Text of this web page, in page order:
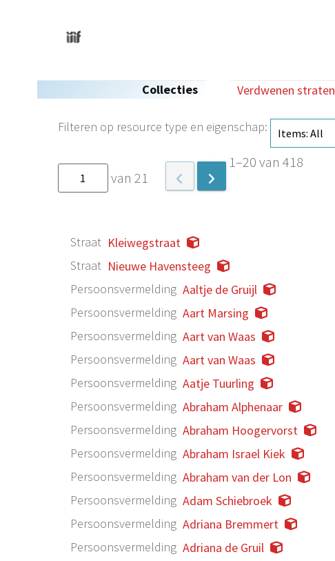
Collecties Verdwenen straten
Filteren op resource type en eigenschap:
van 21
1–20 van 418
Straat Kleiwegstraat
Straat Nieuwe Havensteeg
Persoonsvermelding Aaltje de Gruijl
Persoonsvermelding Aart Marsing
Persoonsvermelding Aart van Waas
Persoonsvermelding Aart van Waas
Persoonsvermelding Aatje Tuurling
Persoonsvermelding Abraham Alphenaar
Persoonsvermelding Abraham Hoogervorst
Persoonsvermelding Abraham Israel Kiek
Persoonsvermelding Abraham van der Lon
Persoonsvermelding Adam Schiebroek
Persoonsvermelding Adriana Bremmert
Persoonsvermelding Adriana de Gruil